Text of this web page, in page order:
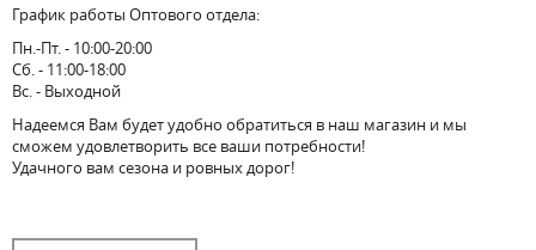
График работы Оптового отдела:
Пн.-Пт. - 10:00-20:00
Сб. - 11:00-18:00
Вс. - Выходной
Надеемся Вам будет удобно обратиться в наш магазин и мы
сможем удовлетворить все ваши потребности!
Удачного вам сезона и ровных дорог!